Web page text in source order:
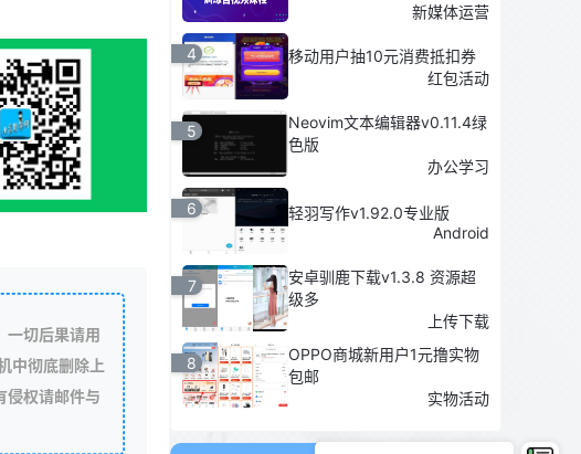
一切后果请用
中彻底删除上
侵权请邮件与
新媒体运营
4
移动用户抽10元消费抵扣券
红包活动
5
Neovim文本编辑器v0.11.4绿
色版
办公学习
6
轻羽写作v1.92.0专业版
Android
7
安卓驯鹿下载v1.3.8 资源超
级多
上传下载
8
OPPO商城新用户1元撸实物
包邮
实物活动